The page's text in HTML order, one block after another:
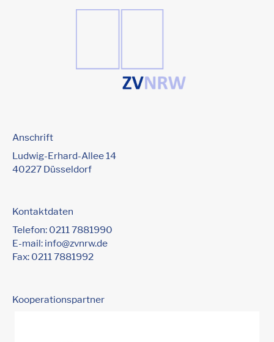
Anschrift
Ludwig-Erhard-Allee 14
40227 Düsseldorf
Kontaktdaten
Telefon: 0211 7881990
E-mail: info@zvnrw.de
Fax: 0211 7881992
Kooperationspartner